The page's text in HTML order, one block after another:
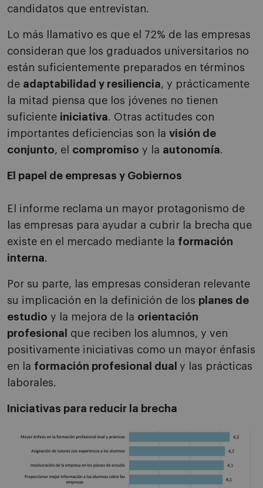
candidatos que entrevistan.
Lo más llamativo es que el 72% de las empresas
consideran que los graduados universitarios no
están suficientemente preparados en términos
de adaptabilidad y resiliencia, y prácticamente
la mitad piensa que los jóvenes no tienen
suficiente iniciativa. Otras actitudes con
importantes deficiencias son la visión de
conjunto, el compromiso y la autonomía.
El papel de empresas y Gobiernos
El informe reclama un mayor protagonismo de
las empresas para ayudar a cubrir la brecha que
existe en el mercado mediante la formación
interna.
Por su parte, las empresas consideran relevante
su implicación en la definición de los planes de
estudio y la mejora de la orientación
profesional
que reciben los alumnos, y ven
positivamente iniciativas como un mayor énfasis
en la formación profesional dual y las prácticas
laborales.
Iniciativas para reducir la brecha